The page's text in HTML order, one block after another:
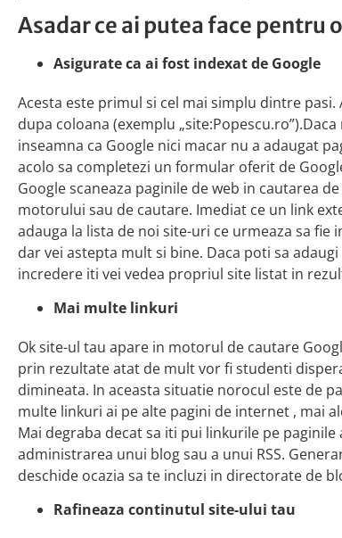
Asadar ce ai putea face pentru
Asigurate ca ai fost indexat de Google
Acesta este primul si cel mai simplu dintre pasi.
dupa coloana (exemplu
inseamna ca Google nici macar nu a adaugat
acolo sa completezi un formular oferit de
Google scaneaza paginile de web in cautarea
motorului sau de cautare. Imediat ce un link
adauga la lista de noi site-uri ce urmeaza sa
dar vei astepta mult si bine. Daca poti sa
incredere iti vei vedea propriul site listat in
Mai multe linkuri
Ok site-ul tau apare in motorul de cautare
prin rezultate atat de mult vor fi studenti
dimineata. In aceasta situatie norocul este de
multe linkuri ai pe alte pagini de internet , mai
Mai degraba decat sa iti pui linkurile pe
administrarea unui blog sau a unui RSS.
deschide ocazia sa te incluzi in directorate de
Rafineaza continutul site-ului tau